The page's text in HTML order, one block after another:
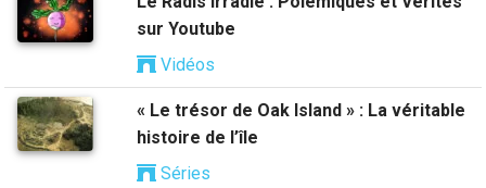
sur Youtube
Vidéos
« Le trésor de Oak Island » : La véritable
histoire de l’île
Séries